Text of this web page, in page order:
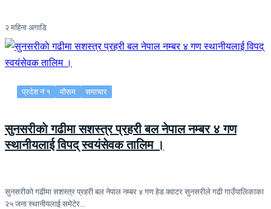
२ महिना अगाडि
प्रदेश नं १ मौसम समाचार
सुनसरीकाे गढीमा सशस्त्र प्रहरी बल नेपाल नम्बर ४ गण
स्थानीयलाई विपद् स्वयंसेवक तालिम ।
सुनसरीकाे गढीमा सशस्त्र प्रहरी बल नेपाल नम्बर ४ गण हेड क्वाटर सुनसरीले गढी गाउँपालिकाका
२५ जना स्थानीयलाई समेटेर…